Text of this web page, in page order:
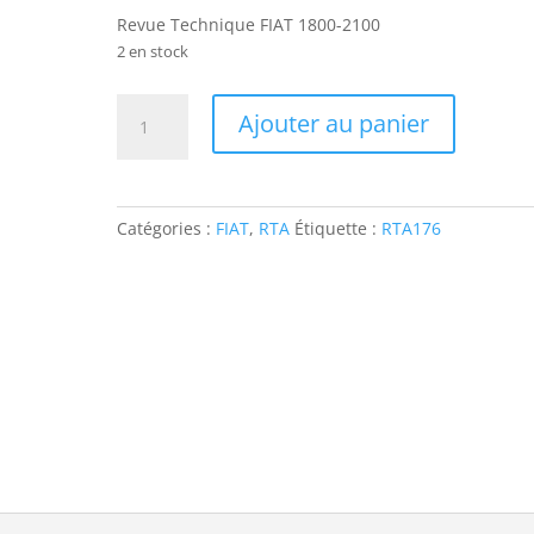
Revue Technique FIAT 1800-2100
2 en stock
Ajouter au panier
Catégories : FIAT, RTA Étiquette : RTA176